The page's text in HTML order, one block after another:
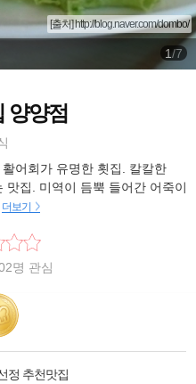
[출처] http://blog.naver.com/dombo/
1/7
양양점
어회가 유명한 횟집. 칼칼한
집. 미역이 듬뿍 들어간 어죽이
더보기
명 관심
정 추천맛집